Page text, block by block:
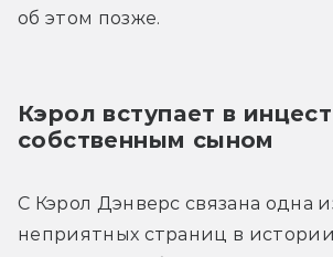
об этом позже.
Кэрол вступает в
собственным сыном
С Кэрол Дэнверс связана одна
неприятных страниц в